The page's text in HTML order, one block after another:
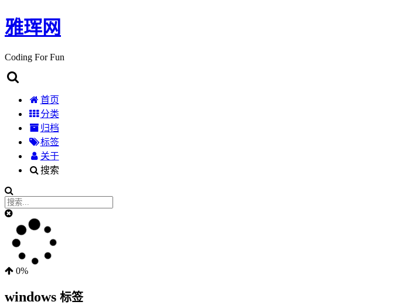
雅珲网
Coding For Fun
首页
分类
归档
标签
关于
搜索
0%
windows 标签